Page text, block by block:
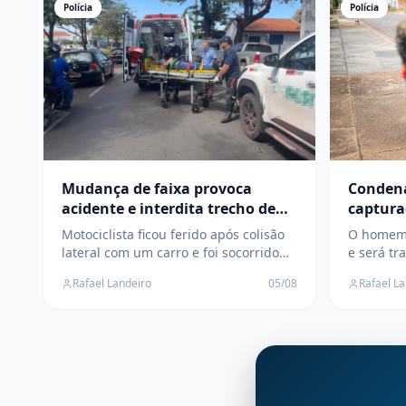
Polícia
Mudança de faixa provoca
acidente e interdita trecho de
avenida no Centro de Três
Lagoas
Motociclista ficou ferido após colisão
lateral com um carro e foi socorrido
circunstâncias do acidente
Rafael Landeiro 05/08
Polícia
regime
O
e será
cumprirá
Rafael